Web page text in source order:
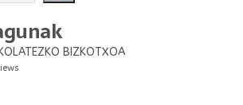
BIZKOTXOA